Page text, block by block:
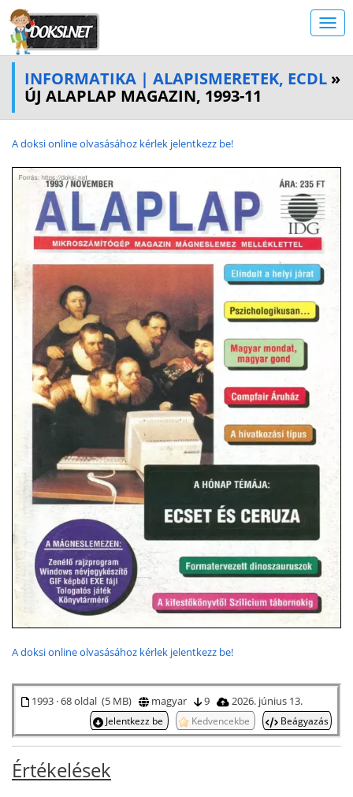
INFORMATIKA | ALAPISMERETEK, ECDL »
ÚJ ALAPLAP MAGAZIN, 1993-11
A doksi online olvasásához kérlek jelentkezz be!
A doksi online olvasásához kérlek jelentkezz be!
1993 · 68 oldal (5 MB) magyar 9 2026. június 13.
Jelentkezz be Kedvencekbe Beágyazás
Értékelések